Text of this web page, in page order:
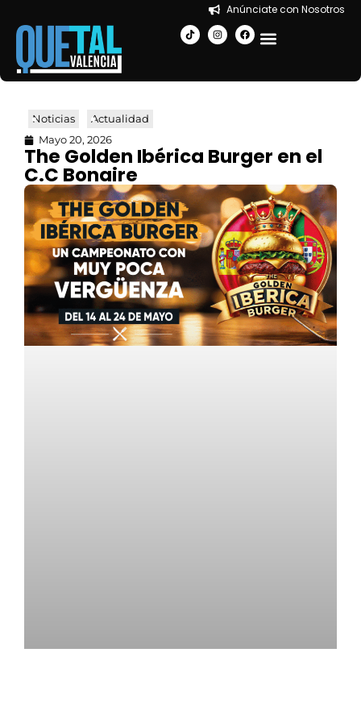
Anúnciate con Nosotros
Noticias
Actualidad
Mayo 20, 2026
The Golden Ibérica Burger en el
C.C Bonaire